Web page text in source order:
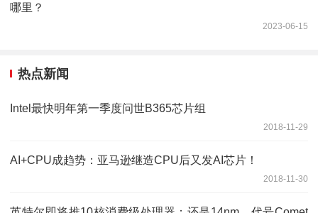
哪里？
2023-06-15
热点新闻
Intel最快明年第一季度问世B365芯片组
2018-11-29
AI+CPU成趋势：亚马逊继造CPU后又发AI芯片！
2018-11-30